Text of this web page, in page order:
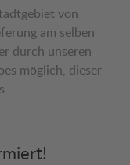
von
am selben
durch unseren
möglich, dieser